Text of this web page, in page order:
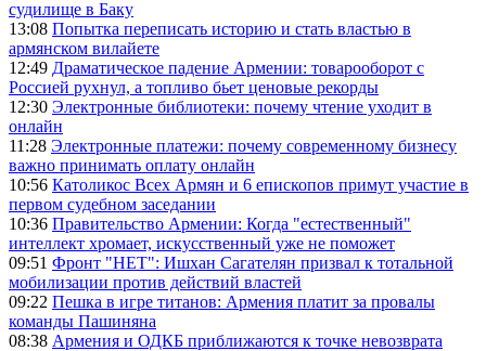
судилище в Баку
13:08 Попытка переписать историю и стать властью в
армянском вилайете
12:49 Драматическое падение Армении: товарооборот с
Россией рухнул, а топливо бьет ценовые рекорды
12:30 Электронные библиотеки: почему чтение уходит в
онлайн
11:28 Электронные платежи: почему современному бизнесу
важно принимать оплату онлайн
10:56 Католикос Всех Армян и 6 епископов примут участие в
первом судебном заседании
10:36 Правительство Армении: Когда "естественный"
интеллект хромает, искусственный уже не поможет
09:51 Фронт "НЕТ": Ишхан Сагателян призвал к тотальной
мобилизации против действий властей
09:22 Пешка в игре титанов: Армения платит за провалы
команды Пашиняна
08:38 Армения и ОДКБ приближаются к точке невозврата